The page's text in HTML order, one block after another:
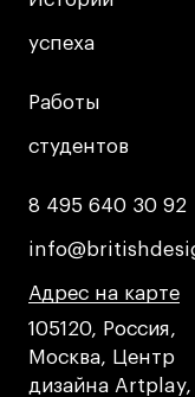
успеха
успеха
Работы
студентов
Работы
студентов
8 495 640 30 92
8 495 640 30 92
Адрес на карте
Адрес на карте
Адрес на карте
105120, Россия,
Москва, Центр
дизайна Artplay,